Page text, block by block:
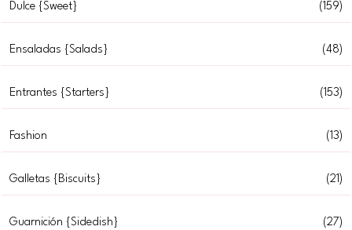
Dulce {Sweet} (159)
Ensaladas {Salads} (48)
Entrantes {Starters} (153)
Fashion (13)
Galletas {Biscuits} (21)
Guarnición {Sidedish} (27)